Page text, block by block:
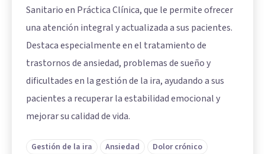
Sanitario en Práctica Clínica, que le permite ofrecer
una atención integral y actualizada a sus pacientes.
Destaca especialmente en el tratamiento de
trastornos de ansiedad, problemas de sueño y
dificultades en la gestión de la ira, ayudando a sus
pacientes a recuperar la estabilidad emocional y
mejorar su calidad de vida.
Gestión de la ira Ansiedad
Dolor crónico